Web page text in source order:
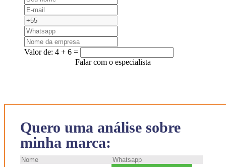
Quero uma análise sobre
minha marca:
Valor de: 4 + 6 =
Falar com o especialista